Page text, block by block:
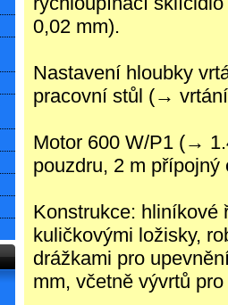
0,02 mm).
Nastavení hloubky
pracovní stůl (→
Motor 600 W/P1 (→
pouzdru, 2 m přípojný
Konstrukce: hliníkové
kuličkovými ložisky,
drážkami pro
mm, včetně vývrtů